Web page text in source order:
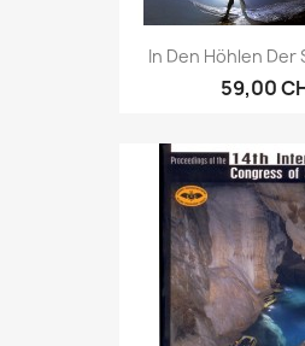
In Den Höhlen Der
59,00